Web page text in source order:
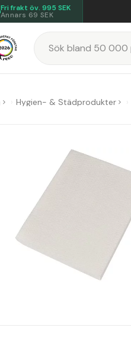
Fri frakt öv. 995 SEK
Annars 69 SEK
Hygien- & Städprodukter